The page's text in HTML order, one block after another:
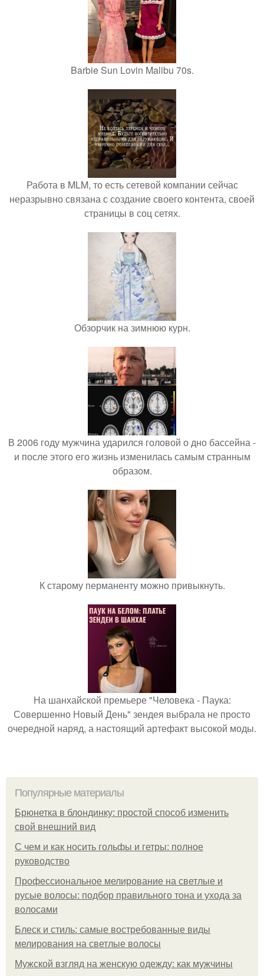
Barbie Sun Lovin Malibu 70s.
Работа в MLM, то есть сетевой компании сейчас
неразрывно связана с создание своего контента, своей
страницы в соц сетях.
Обзорчик на зимнюю курн.
В 2006 году мужчина ударился головой о дно бассейна -
и после этого его жизнь изменилась самым странным
образом.
К старому перманенту можно привыкнуть.
На шанхайской премьере "Человека - Паука:
Совершенно Новый День" зендея выбрала не просто
очередной наряд, а настоящий артефакт высокой моды.
Популярные материалы
Брюнетка в блондинку: простой способ изменить
свой внешний вид
С чем и как носить гольфы и гетры: полное
руководство
Профессиональное мелирование на светлые и
русые волосы: подбор правильного тона и ухода за
волосами
Блеск и стиль: самые востребованные виды
мелирования на светлые волосы
Мужской взгляд на женскую одежду: как мужчины